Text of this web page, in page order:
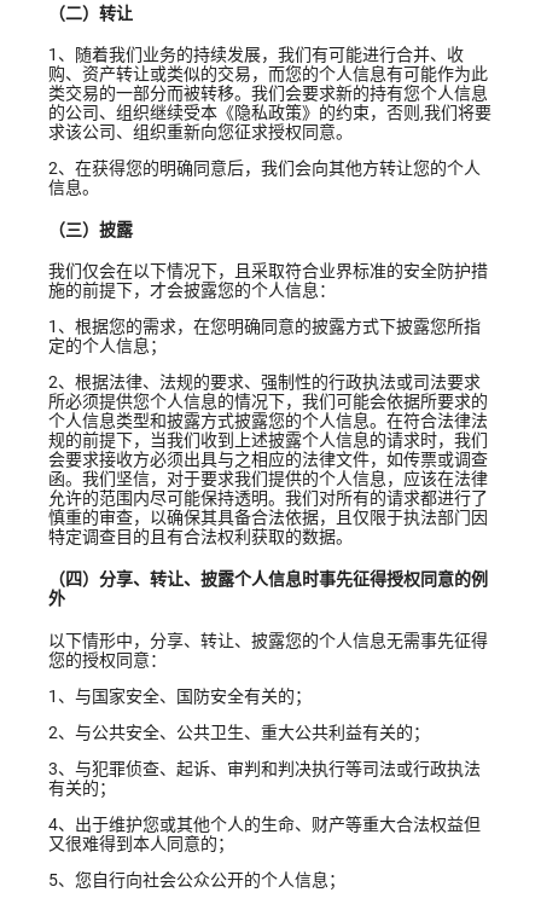
（二）转让
1、随着我们业务的持续发展，我们有可能进行合并、收
购、资产转让或类似的交易，而您的个人信息有可能作为此
类交易的一部分而被转移。我们会要求新的持有您个人信息
的公司、组织继续受本《隐私政策》的约束，否则,我们将要
求该公司、组织重新向您征求授权同意。
2、在获得您的明确同意后，我们会向其他方转让您的个人
信息。
（三）披露
我们仅会在以下情况下，且采取符合业界标准的安全防护措
施的前提下，才会披露您的个人信息：
1、根据您的需求，在您明确同意的披露方式下披露您所指
定的个人信息；
2、根据法律、法规的要求、强制性的行政执法或司法要求
所必须提供您个人信息的情况下，我们可能会依据所要求的
个人信息类型和披露方式披露您的个人信息。在符合法律法
规的前提下，当我们收到上述披露个人信息的请求时，我们
会要求接收方必须出具与之相应的法律文件，如传票或调查
函。我们坚信，对于要求我们提供的个人信息，应该在法律
允许的范围内尽可能保持透明。我们对所有的请求都进行了
慎重的审查，以确保其具备合法依据，且仅限于执法部门因
特定调查目的且有合法权利获取的数据。
（四）分享、转让、披露个人信息时事先征得授权同意的例
外
以下情形中，分享、转让、披露您的个人信息无需事先征得
您的授权同意：
1、与国家安全、国防安全有关的；
2、与公共安全、公共卫生、重大公共利益有关的；
3、与犯罪侦查、起诉、审判和判决执行等司法或行政执法
有关的；
4、出于维护您或其他个人的生命、财产等重大合法权益但
又很难得到本人同意的；
5、您自行向社会公众公开的个人信息；